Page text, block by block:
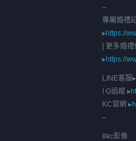
–
專屬婚禮
▸https://
[ 更多婚禮
▸https://
LINE客服
I G追蹤 ▸
KC官網 ▸
–
#kc影像